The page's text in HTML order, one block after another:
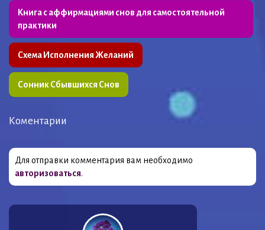
Книга с аффирмациями снов для самостоятельной
практики
Схема Исполнения Желаний
Сонник Сбывшихся Снов
Коментарии
Для отправки комментария вам необходимо
авторизоваться.